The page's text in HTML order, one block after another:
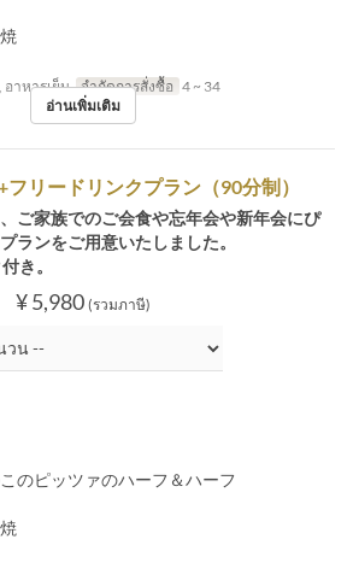
อาหารเย็น จำกัดการสั่งซื้อ 4 ~ 34
อ่านเพิ่มเติม
リードリンクプラン（90分制）
ご家族でのご会食や忘年会や新年会にぴ
ランをご用意いたしました。
き。
¥ 5,980 (รวมภาษี)
のピッツァのハーフ＆ハーフ